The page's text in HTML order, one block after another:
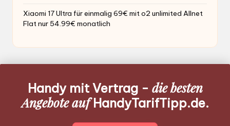
Xiaomi 17 Ultra für einmalig 69€ mit o2 unlimited Allnet
Flat nur 54.99€ monatlich
Handy mit Vertrag - die besten
Angebote aufHandyTarifTipp.de.